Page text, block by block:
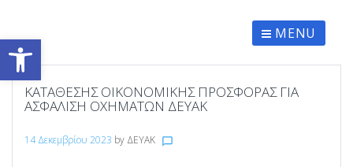
Ανοίξτε τη γραμμή εργαλείων MENU
ΚΑΤΑΘΕΣΗΣ ΟΙΚΟΝΟΜΙΚΗΣ ΠΡΟΣΦΟΡΑΣ ΓΙΑ
ΑΣΦΑΛΙΣΗ ΟΧΗΜΑΤΩΝ ΔΕΥΑΚ
14 Δεκεμβρίου 2023 by ΔΕΥΑΚ chat_bubble_outline